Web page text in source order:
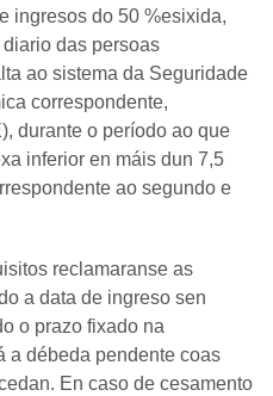
ingresos do 50 %esixida,
das persoas
ao sistema da Seguridade
correspondente,
durante o período ao que
inferior en máis dun 7,5
ao segundo e
reclamaranse as
a data de ingreso sen
o prazo fixado na
a débeda pendente coas
En caso de cesamento